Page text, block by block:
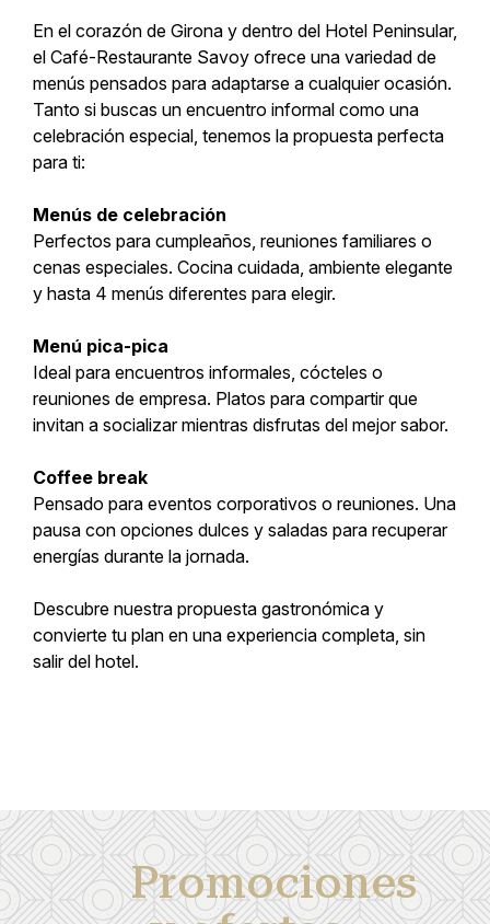
En el corazón de Girona y dentro del Hotel Peninsular,
el Café-Restaurante Savoy ofrece una variedad de
menús pensados para adaptarse a cualquier ocasión.
Tanto si buscas un encuentro informal como una
celebración especial, tenemos la propuesta perfecta
para ti:
Menús de celebración
Perfectos para cumpleaños, reuniones familiares o
cenas especiales. Cocina cuidada, ambiente elegante
y hasta 4 menús diferentes para elegir.
Menú pica-pica
Ideal para encuentros informales, cócteles o
reuniones de empresa. Platos para compartir que
invitan a socializar mientras disfrutas del mejor sabor.
Coffee break
Pensado para eventos corporativos o reuniones. Una
pausa con opciones dulces y saladas para recuperar
energías durante la jornada.
Descubre nuestra propuesta gastronómica y
convierte tu plan en una experiencia completa, sin
salir del hotel.
Promociones